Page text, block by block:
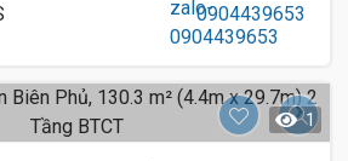
0904439653
1